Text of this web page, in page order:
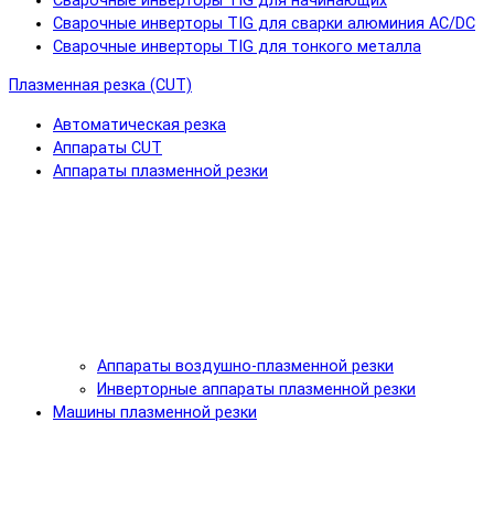
Сварочные инверторы TIG для сварки алюминия AC/DC
Сварочные инверторы TIG для тонкого металла
Плазменная резка (CUT)
Автоматическая резка
Аппараты CUT
Аппараты плазменной резки
Аппараты воздушно-плазменной резки
Инверторные аппараты плазменной резки
Машины плазменной резки